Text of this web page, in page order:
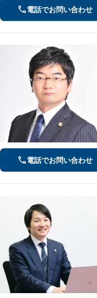
電話でお問い合わせ
電話でお問い合わせ